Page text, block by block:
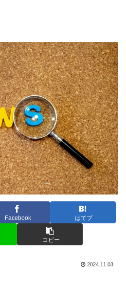
Facebook はてブ
コピー
2024.11.03